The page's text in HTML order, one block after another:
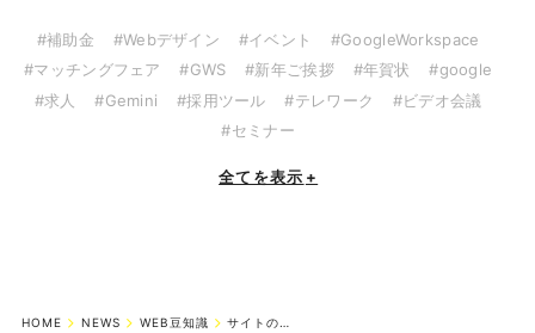
#補助金 #Webデザイン #イベント
#GoogleWorkspace
#マッチングフェア
#GWS #新年ご挨拶 #年賀状
#google
#求人
#Gemini #採用ツール #テレワーク
#ビデオ会議
#セミナー
全てを表示 +
HOME NEWS WEB豆知識 サイトの更新が大事な理由とは？【SEO対策】